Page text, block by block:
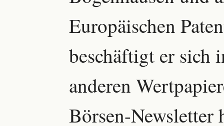
Europäischen
beschäftigt er sich
anderen
Börsen-Newsletter